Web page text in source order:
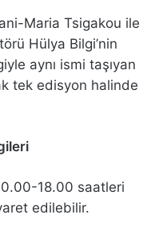
Maria Tsigakou ile
Hülya Bilgi’nin
aynı ismi taşıyan
tek edisyon halinde
18.00 saatleri
edilebilir.